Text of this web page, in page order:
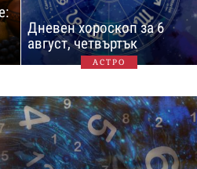
Дневен хороскоп за 6
август, четвъртък
АСТРО